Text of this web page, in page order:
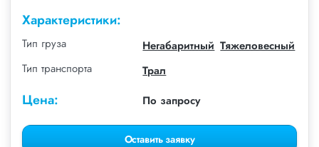
Характеристики:
Тип груза Негабаритный Тяжеловесный
Тип транспорта
Трал
Цена: По запросу
Оставить заявку